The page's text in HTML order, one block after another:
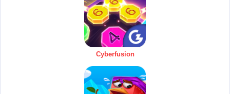
Cyberfusion